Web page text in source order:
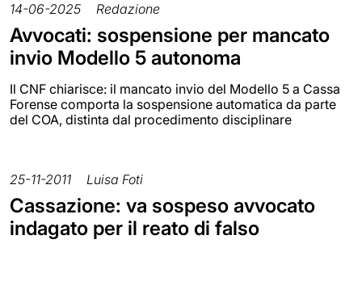
14-06-2025 Redazione
Avvocati: sospensione per mancato
invio Modello 5 autonoma
Il CNF chiarisce: il mancato invio del Modello 5 a Cassa
Forense comporta la sospensione automatica da parte
del COA, distinta dal procedimento disciplinare
25-11-2011 Luisa Foti
Cassazione: va sospeso avvocato
indagato per il reato di falso